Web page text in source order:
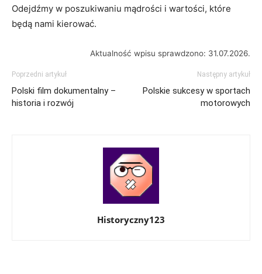
Odejdźmy w poszukiwaniu mądrości i wartości, które
będą nami kierować.
Aktualność wpisu sprawdzono: 31.07.2026.
Poprzedni artykuł
Polski film dokumentalny –
historia i rozwój
Następny artykuł
Polskie sukcesy w sportach
motorowych
Historyczny123